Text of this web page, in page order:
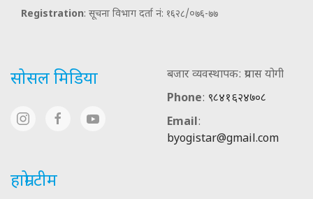
Registration: सूचना विभाग दर्ता नं: १६२८/०७६-७७
सोसल मिडिया
बजार व्यवस्थापक: प्रयास योगी
Phone: ९८४१६२४७०८
Email:
byogistar@gmail.com
हाम्रो टीम